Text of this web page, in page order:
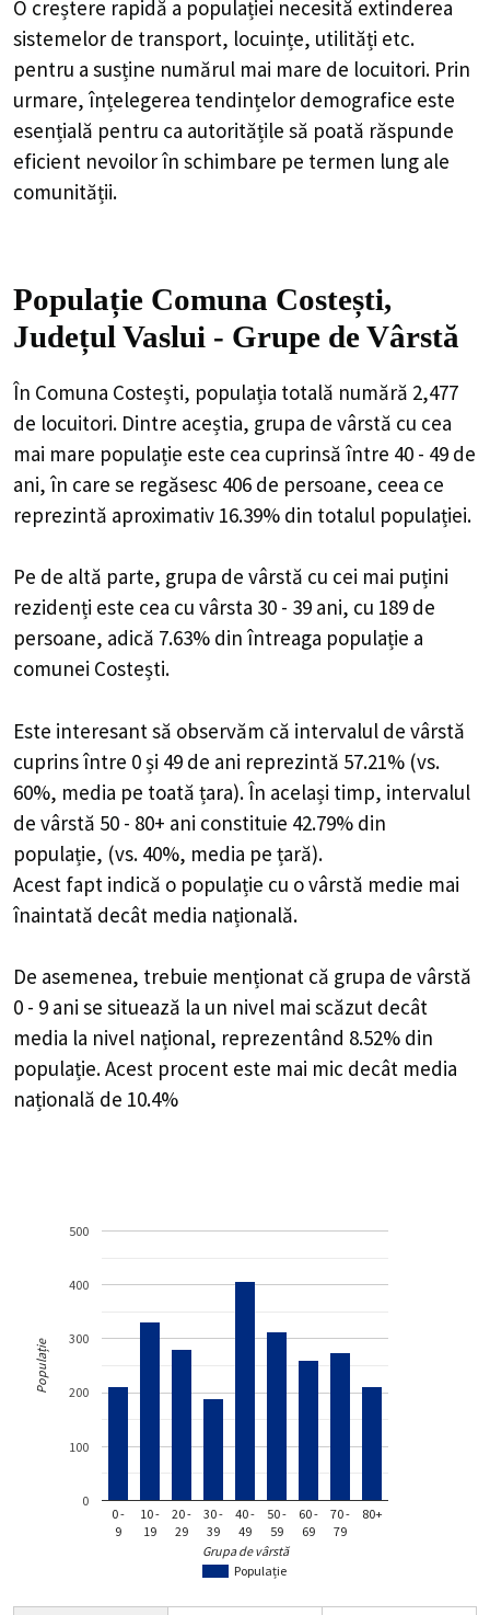
O creștere rapidă a populației necesită extinderea
sistemelor de transport, locuințe, utilități etc.
pentru a susține numărul mai mare de locuitori. Prin
urmare, înțelegerea tendințelor demografice este
esențială pentru ca autoritățile să poată răspunde
eficient nevoilor în schimbare pe termen lung ale
comunității.
Populație Comuna Costești,
Județul Vaslui - Grupe de Vârstă
În Comuna Costești, populația totală numără 2,477
de locuitori. Dintre aceștia, grupa de vârstă cu cea
mai mare populație este cea cuprinsă între 40 - 49 de
ani, în care se regăsesc 406 de persoane, ceea ce
reprezintă aproximativ 16.39% din totalul populației.
Pe de altă parte, grupa de vârstă cu cei mai puțini
rezidenți este cea cu vârsta 30 - 39 ani, cu 189 de
persoane, adică 7.63% din întreaga populație a
comunei Costești.
Este interesant să observăm că intervalul de vârstă
cuprins între 0 și 49 de ani reprezintă 57.21% (vs.
60%, media pe toată țara). În același timp, intervalul
de vârstă 50 - 80+ ani constituie 42.79% din
populație, (vs. 40%, media pe țară).
Acest fapt indică o populație cu o vârstă medie mai
înaintată decât media națională.
De asemenea, trebuie menționat că grupa de vârstă
0 - 9 ani se situează la un nivel mai scăzut decât
media la nivel național, reprezentând 8.52% din
populație. Acest procent este mai mic decât media
națională de 10.4%
Populație
0 -
9
10 -
19
20 -
29
30 -
39
40 -
49
50 -
59
60 -
69
70 -
79
80+
0
100
200
300
400
500
Grupa de vârstă
Populație